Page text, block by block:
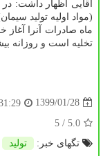
(مواد اولیه تولید
ماه صادرات آنرا آغاز
تخلیه است و روزانه بیشتر از ۱۳ هزار و ۲۰۰ تن كالا
1399/01/28
5.0
/ 5
تگهای خبر:
تولید